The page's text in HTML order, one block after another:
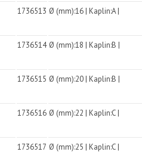
1736513 Ø (mm):16 | Kaplin:A |
1736514 Ø (mm):18 | Kaplin:B |
1736515 Ø (mm):20 | Kaplin:B |
1736516 Ø (mm):22 | Kaplin:C |
1736517 Ø (mm):25 | Kaplin:C |